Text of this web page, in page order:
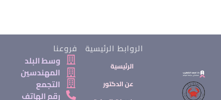
الروابط الرئيسية
الرئيسية
عن الدكتور
فروعنا
وسط البلد
المهندسين
التجمع
رقم الهاتف